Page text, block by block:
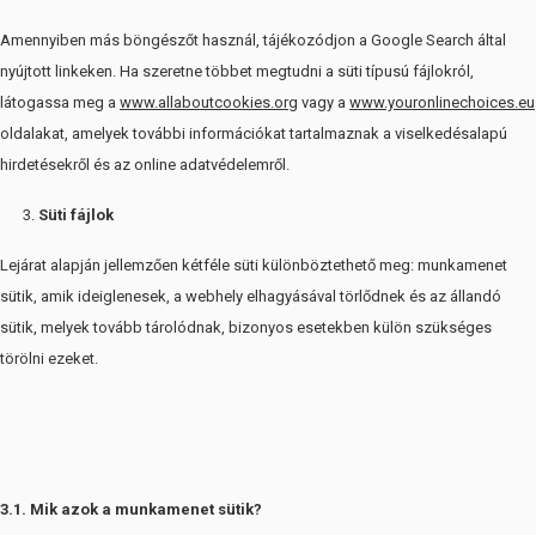
Amennyiben más böngészőt használ, tájékozódjon a Google Search által
nyújtott linkeken. Ha szeretne többet megtudni a süti típusú fájlokról,
látogassa meg a www.allaboutcookies.org vagy a www.youronlinechoices.eu
oldalakat, amelyek további információkat tartalmaznak a viselkedésalapú
hirdetésekről és az online adatvédelemről.
Süti fájlok
Lejárat alapján jellemzően kétféle süti különböztethető meg: munkamenet
sütik, amik ideiglenesek, a webhely elhagyásával törlődnek és az állandó
sütik, melyek tovább tárolódnak, bizonyos esetekben külön szükséges
törölni ezeket.
3.1. Mik azok a munkamenet sütik?